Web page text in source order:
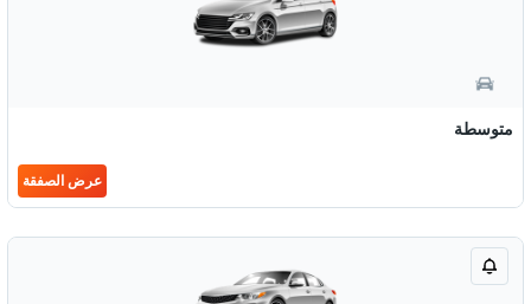
متوسطة
عرض الصفقة